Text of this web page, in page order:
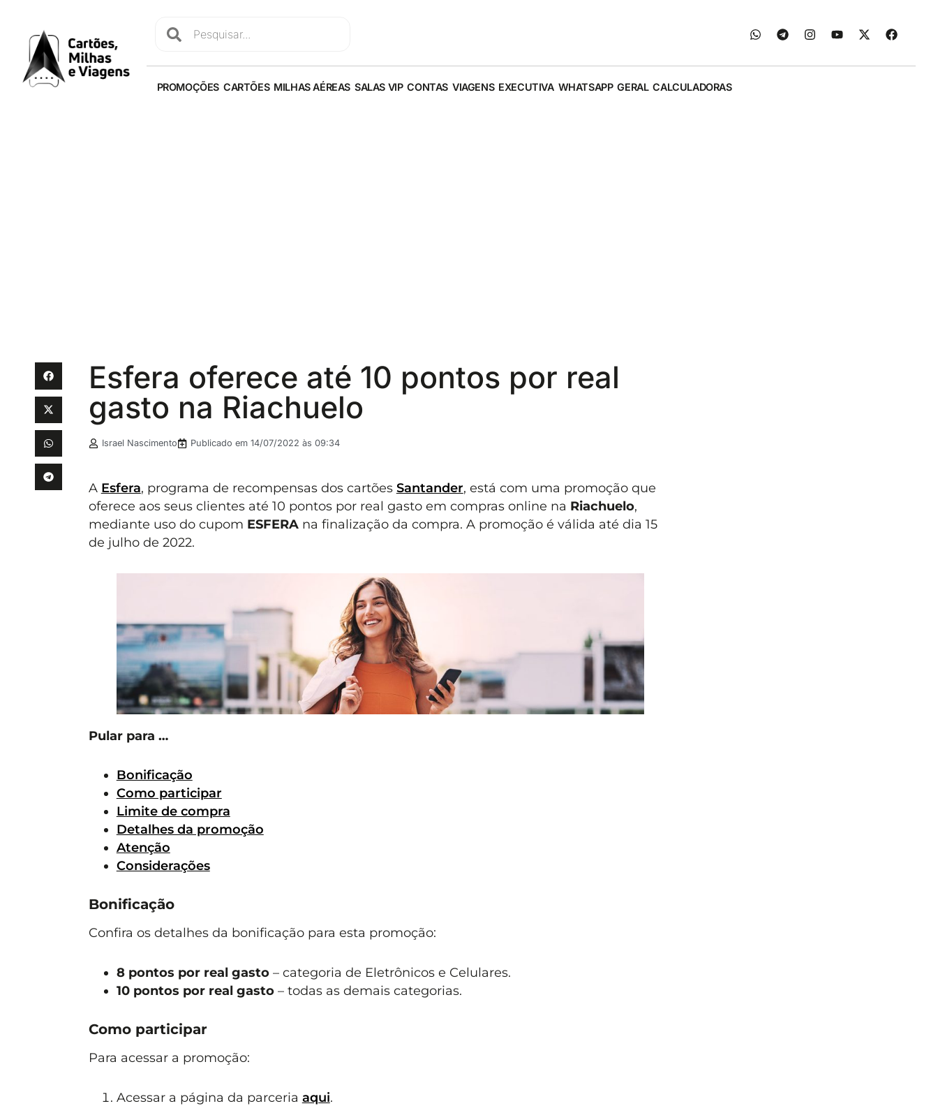
PROMOÇÕES CARTÕES MILHAS AÉREAS SALAS VIP CONTAS VIAGENS EXECUTIVA WHATSAPP GERAL CALCULADORAS
Esfera oferece até 10 pontos por real
gasto na Riachuelo
Israel Nascimento Publicado em 14/07/2022 às 09:34
A Esfera, programa de recompensas dos cartões Santander, está com uma promoção que
oferece aos seus clientes até 10 pontos por real gasto em compras online na Riachuelo,
mediante uso do cupom ESFERAna finalização da compra. A promoção é válida até dia 15
de julho de 2022.
Pular para …
Bonificação
Como participar
Limite de compra
Detalhes da promoção
Atenção
Considerações
Bonificação
Confira os detalhes da bonificação para esta promoção:
8 pontos por real gasto– categoria de Eletrônicos e Celulares.
10 pontos por real gasto– todas as demais categorias.
Como participar
Para acessar a promoção:
Acessar a página da parceria aqui.